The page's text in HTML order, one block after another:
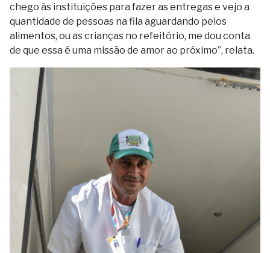
chego às instituições para fazer as entregas e vejo a
quantidade de pessoas na fila aguardando pelos
alimentos, ou as crianças no refeitório, me dou conta
de que essa é uma missão de amor ao próximo”, relata.